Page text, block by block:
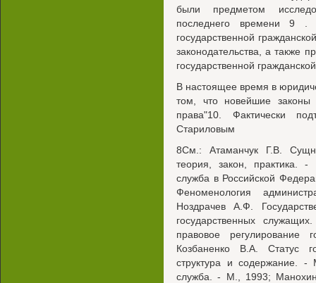
были предметом
последнего времени 9 .
государственной
законодательства, а также
государственной
В настоящее время в
том, что новейшие законы
права"10. Фактически
Стариловым
8См.: Атаманчук Г.В.
теория, закон, практика.
служба в Российской
Феноменология
Ноздрачев А.Ф.
государственных
правовое
Козбаненко В.А. Статус
структура и содержание.
служба. - М., 1993;